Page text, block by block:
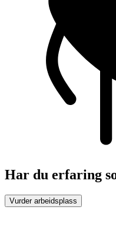
Har du erfaring
Vurder arbeidsplass